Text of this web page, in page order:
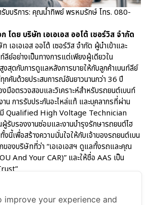
ารับบริการ: คุณน้ำทิพย์ พรหมรักษ์ โทร. 080-
โดย บริษัท เอเอเอส ออโต้ เซอร์วิส จำกัด
เอเอเอส ออโต้ เซอร์วิส จำกัด ผู้นำเข้าและ
ย์อย่างเป็นทางการแต่เพียงผู้เดียวใน
งสุดกับการดูแลหลังการขายให้กับลูกค้าเบนท์ลีย์
คันด้วยประสบการณ์อันยาวนานกว่า 36 ปี
อตรวจสอบและวิเคราะห์สำหรับรถยนต์เบนท์
าน การรับประกันอะไหล่แท้ และบุคลากรที่ผ่าน
มี Qualified High Voltage Technician
ผู้รับรองงานซ่อมและงานบำรุงรักษารถยนต์ไฮ
นี้เพื่อสร้างความมั่นใจให้กับเจ้าของรถยนต์เบน
ของบริษัทที่ว่า “เอเอเอสฯ ดูแลทั้งรถและคุณ
And Your CAR)” และให้ชื่อ AAS เป็น
Marketing
improve your experience and